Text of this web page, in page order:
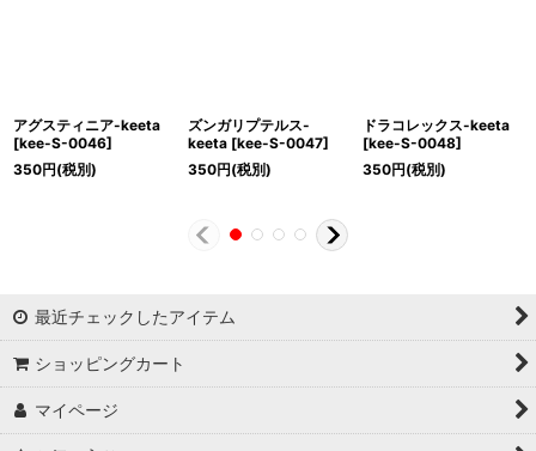
アグスティニア-keeta
[kee-S-0046]
350円(税別)
ズンガリプテルス-
keeta [kee-S-0047]
350円(税別)
ドラコレックス-keeta
[kee-S-0048]
350円(税別)
最近チェックしたアイテム
ショッピングカート
マイページ